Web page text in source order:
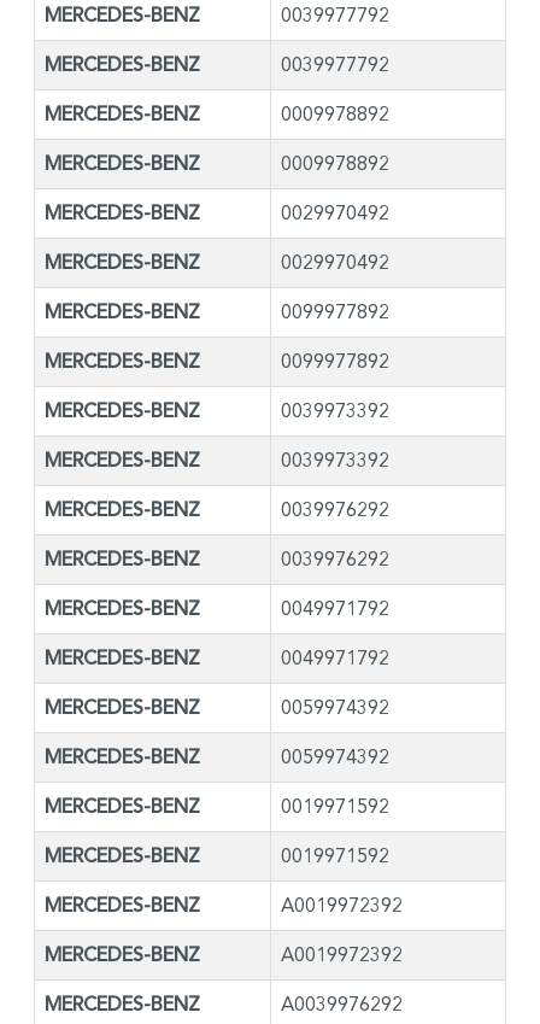
MERCEDES-BENZ 0039977792
MERCEDES-BENZ 0039977792
MERCEDES-BENZ 0009978892
MERCEDES-BENZ 0009978892
MERCEDES-BENZ 0029970492
MERCEDES-BENZ 0029970492
MERCEDES-BENZ 0099977892
MERCEDES-BENZ 0099977892
MERCEDES-BENZ 0039973392
MERCEDES-BENZ 0039973392
MERCEDES-BENZ 0039976292
MERCEDES-BENZ 0039976292
MERCEDES-BENZ 0049971792
MERCEDES-BENZ 0049971792
MERCEDES-BENZ 0059974392
MERCEDES-BENZ 0059974392
MERCEDES-BENZ 0019971592
MERCEDES-BENZ 0019971592
MERCEDES-BENZ A0019972392
MERCEDES-BENZ A0019972392
MERCEDES-BENZ A0039976292